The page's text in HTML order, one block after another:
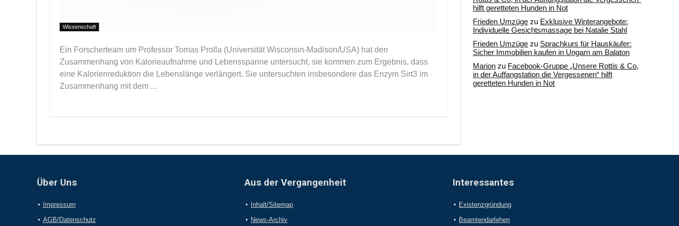
Wissenschaft
Ein Forscherteam um Professor Tomas Prolla (Universität Wisconsin-Madison/USA) hat den
Zusammenhang von Kalorieaufnahme und Lebensspanne untersucht, sie kommen zum Ergebnis, dass
eine Kalorienreduktion die Lebenslänge verlängert. Sie untersuchten insbesondere das Enzym Sirt3 im
Zusammenhang mit dem ...
hilft geretteten Hunden in Not
Frieden Umzüge zu Exklusive Winterangebote:
Individuelle Gesichtsmassage bei Natalie Stahl
Frieden Umzüge zu Sprachkurs für Hauskäufer:
Sicher Immobilien kaufen in Ungarn am Balaton
Marion zu Facebook-Gruppe „Unsere Rottis & Co,
in der Auffangstation die Vergessenen“ hilft
geretteten Hunden in Not
Über Uns
Impressum
AGB/Datenschutz
Aus der Vergangenheit
Inhalt/Sitemap
News-Archiv
Interessantes
Existenzgründung
Beamtendarlehen